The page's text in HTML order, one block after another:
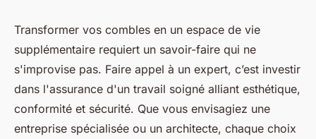
Aménagement de combles : à
qui confier les travaux ?
luc•5 mai 2024•3 min de lecture
Transformer vos combles en un espace de vie
supplémentaire requiert un savoir-faire qui ne
s'improvise pas. Faire appel à un expert, c’est investir
dans l'assurance d'un travail soigné alliant esthétique,
conformité et sécurité. Que vous envisagiez une
entreprise spécialisée ou un architecte, chaque choix